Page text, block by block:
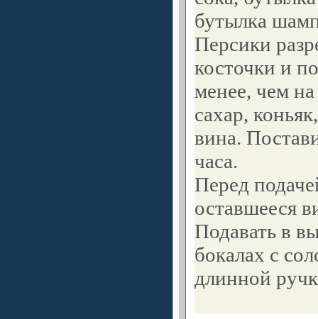
бутылка
Персики
косточки и
менее, чем
сахар,
вина.
часа.
Перед
оставшееся
Подавать в
бокалах с
длинной